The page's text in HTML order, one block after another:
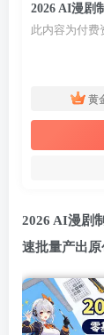
此内容为付费
黄
2026 AI漫剧
速批量产出原